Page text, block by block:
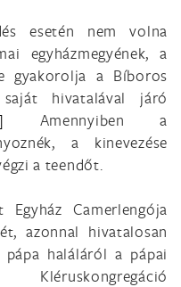
esetén nem volna
egyházmegyének, a
gyakorolja a Bíboros
hivatalával járó
Amennyiben a
a kinevezése
a teendőt.
Camerlengója
azonnal hivatalosan
haláláról a pápai